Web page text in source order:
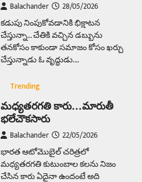
Balachander
28/05/2026
కడుపు నింపుకోవడానికి భిక్షాటన
చేస్తున్నా… చేతికి వచ్చిన డబ్బును
తనకోసం కాకుండా సమాజం కోసం ఖర్చు
చేస్తున్నాడు ఓ వృద్ధుడు.…
Trending
మధ్యతరగతి కారు…మారుతీ
భలేచౌకసారు
Balachander
22/05/2026
భారత ఆటోమొబైల్ చరిత్రలో
మధ్యతరగతి కుటుంబాల కలను నిజం
చేసిన కారు ఏదైనా ఉందంటే అది